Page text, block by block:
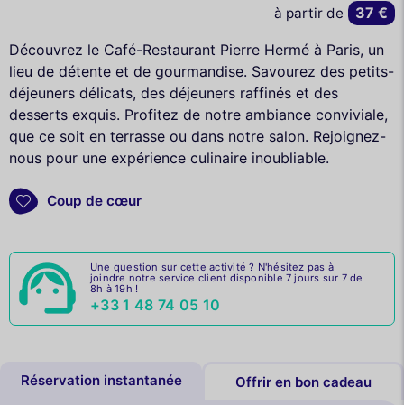
Découvrez le Café-Restaurant Pierre Hermé à Paris, un
lieu de détente et de gourmandise. Savourez des petits-
déjeuners délicats, des déjeuners raffinés et des
desserts exquis. Profitez de notre ambiance conviviale,
que ce soit en terrasse ou dans notre salon. Rejoignez-
nous pour une expérience culinaire inoubliable.
Coup de cœur
à partir de 37 €
Une question sur cette activité ? N'hésitez pas à
joindre notre service client disponible 7 jours sur 7 de
8h à 19h !
+33 1 48 74 05 10
Réservation instantanée Offrir en bon cadeau